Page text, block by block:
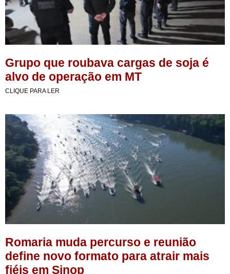
Grupo que roubava cargas de soja é
alvo de operação em MT
CLIQUE PARA LER
Romaria muda percurso e reunião
define novo formato para atrair mais
fiéis em Sinop